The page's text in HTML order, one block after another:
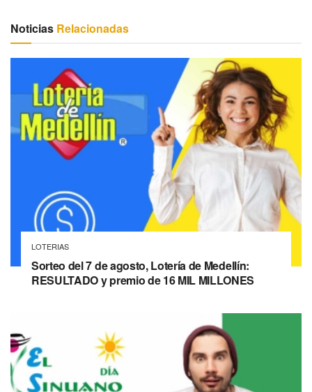
Noticias Relacionadas
LOTERIAS
Sorteo del 7 de agosto, Lotería de Medellín:
RESULTADO y premio de 16 MIL MILLONES